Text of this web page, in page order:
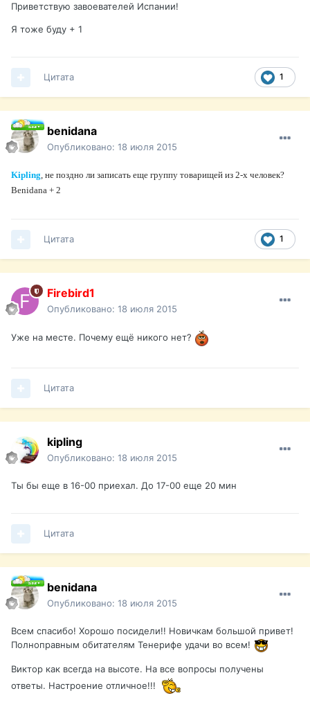
Приветствую завоевателей Испании!
Я тоже буду + 1
1
Цитата
benidana
Опубликовано: 18 июля 2015
Kipling, не поздно ли записать еще группу товарищей из 2-х человек?
Benidana + 2
1
Цитата
Firebird1
Опубликовано: 18 июля 2015
Уже на месте. Почему ещё никого нет?
Цитата
kipling
Опубликовано: 18 июля 2015
Ты бы еще в 16-00 приехал. До 17-00 еще 20 мин
Цитата
benidana
Опубликовано: 18 июля 2015
Всем спасибо! Хорошо посидели!! Новичкам большой привет!
Полноправным обитателям Тенерифе удачи во всем!
Виктор как всегда на высоте. На все вопросы получены
ответы. Настроение отличное!!!